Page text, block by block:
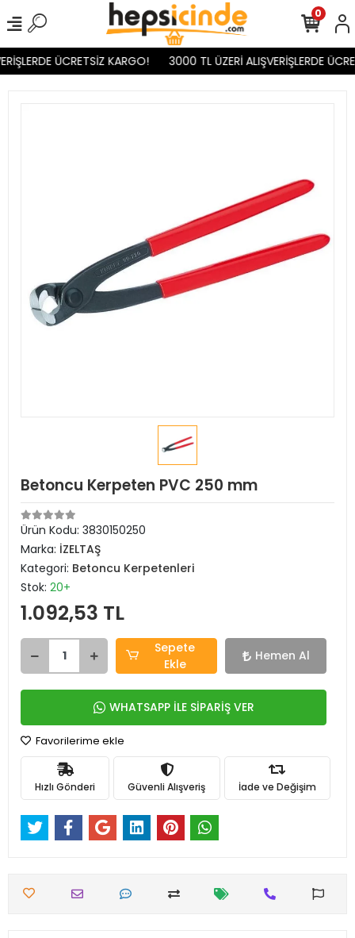
ÜCRETSİZ KARGO! 3000 TL ÜZERİ ALIŞVERİŞLERDE
0
Betoncu Kerpeten PVC 250 mm
Ürün Kodu: 3830150250
Marka: İZELTAŞ
Kategori: Betoncu Kerpetenleri
Stok: 20+
1.092,53 TL
Sepete
Ekle
Hemen Al
WHATSAPP İLE SİPARİŞ VER
Favorilerime ekle
Hızlı Gönderi Güvenli Alışveriş İade ve Değişim